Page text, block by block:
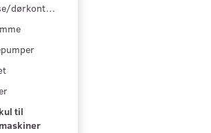
Dørlåse/dørkontakter
til